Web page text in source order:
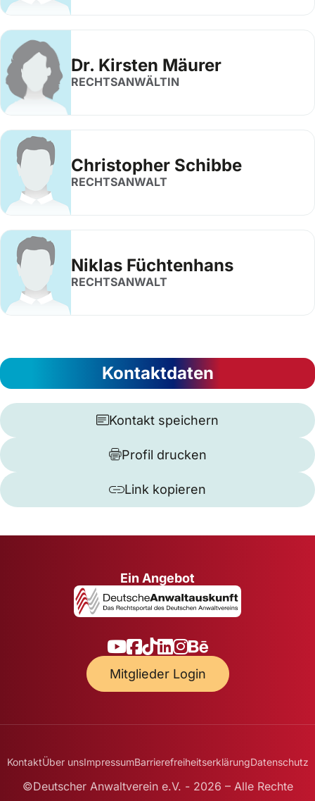
Dr. Kirsten Mäurer
RECHTSANWÄLTIN
Christopher Schibbe
RECHTSANWALT
Niklas Füchtenhans
RECHTSANWALT
Kontaktdaten
Kontakt speichern
Profil drucken
Link kopieren
Ein Angebot
Mitglieder Login
KontaktÜber unsImpressumBarrierefreiheitserklärungDatenschutz
©Deutscher Anwaltverein e.V. - 2026 – Alle Rechte